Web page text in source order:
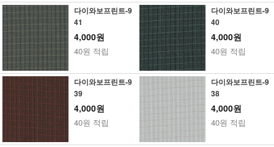
다이와보프린트-9
41
4,000원
40원 적립
다이와보프린트-9
40
4,000원
40원 적립
다이와보프린트-9
39
4,000원
40원 적립
다이와보프린트-9
38
4,000원
40원 적립